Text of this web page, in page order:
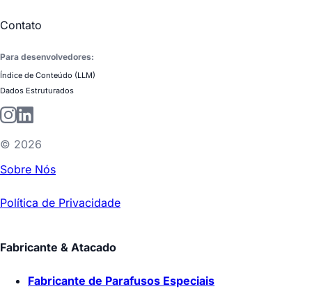
Contato
Para desenvolvedores:
Índice de Conteúdo (LLM)
Dados Estruturados
© 2026
Sobre Nós
Política de Privacidade
Fabricante & Atacado
Fabricante de Parafusos Especiais